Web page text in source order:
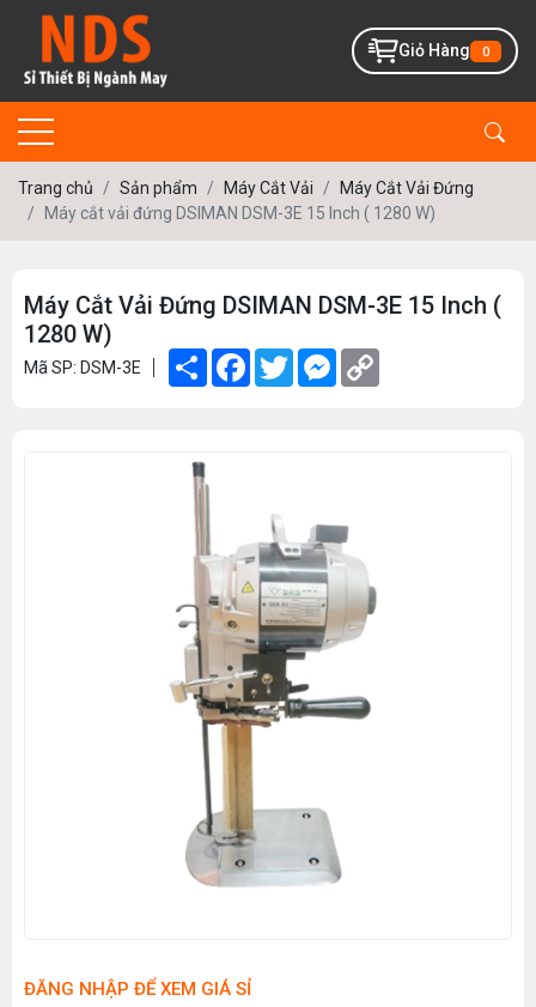
Giỏ Hàng 0
Trang chủ Sản phẩm Máy Cắt Vải
Máy Cắt Vải Đứng
Máy cắt vải đứng DSIMAN DSM-3E 15 Inch ( 1280 W)
Máy Cắt Vải Đứng DSIMAN DSM-3E 15 Inch (
1280 W)
Mã SP: DSM-3E Share Facebook
TwitterMessenger
ĐĂNG NHẬP ĐỂ XEM GIÁ SỈ